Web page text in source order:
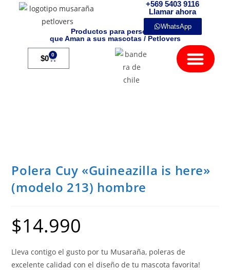
+569 5403 9116
Llamar ahora
WhatsApp
Productos para personas
que Aman a sus mascotas / Petlovers
$0 0
Polera Cuy «Guineazilla is here»
(modelo 213) hombre
$14.990
Lleva contigo el gusto por tu Musaraña, poleras de
excelente calidad con el diseño de tu mascota favorita!